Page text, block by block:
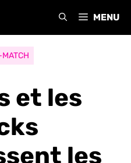
MENU
et les
les